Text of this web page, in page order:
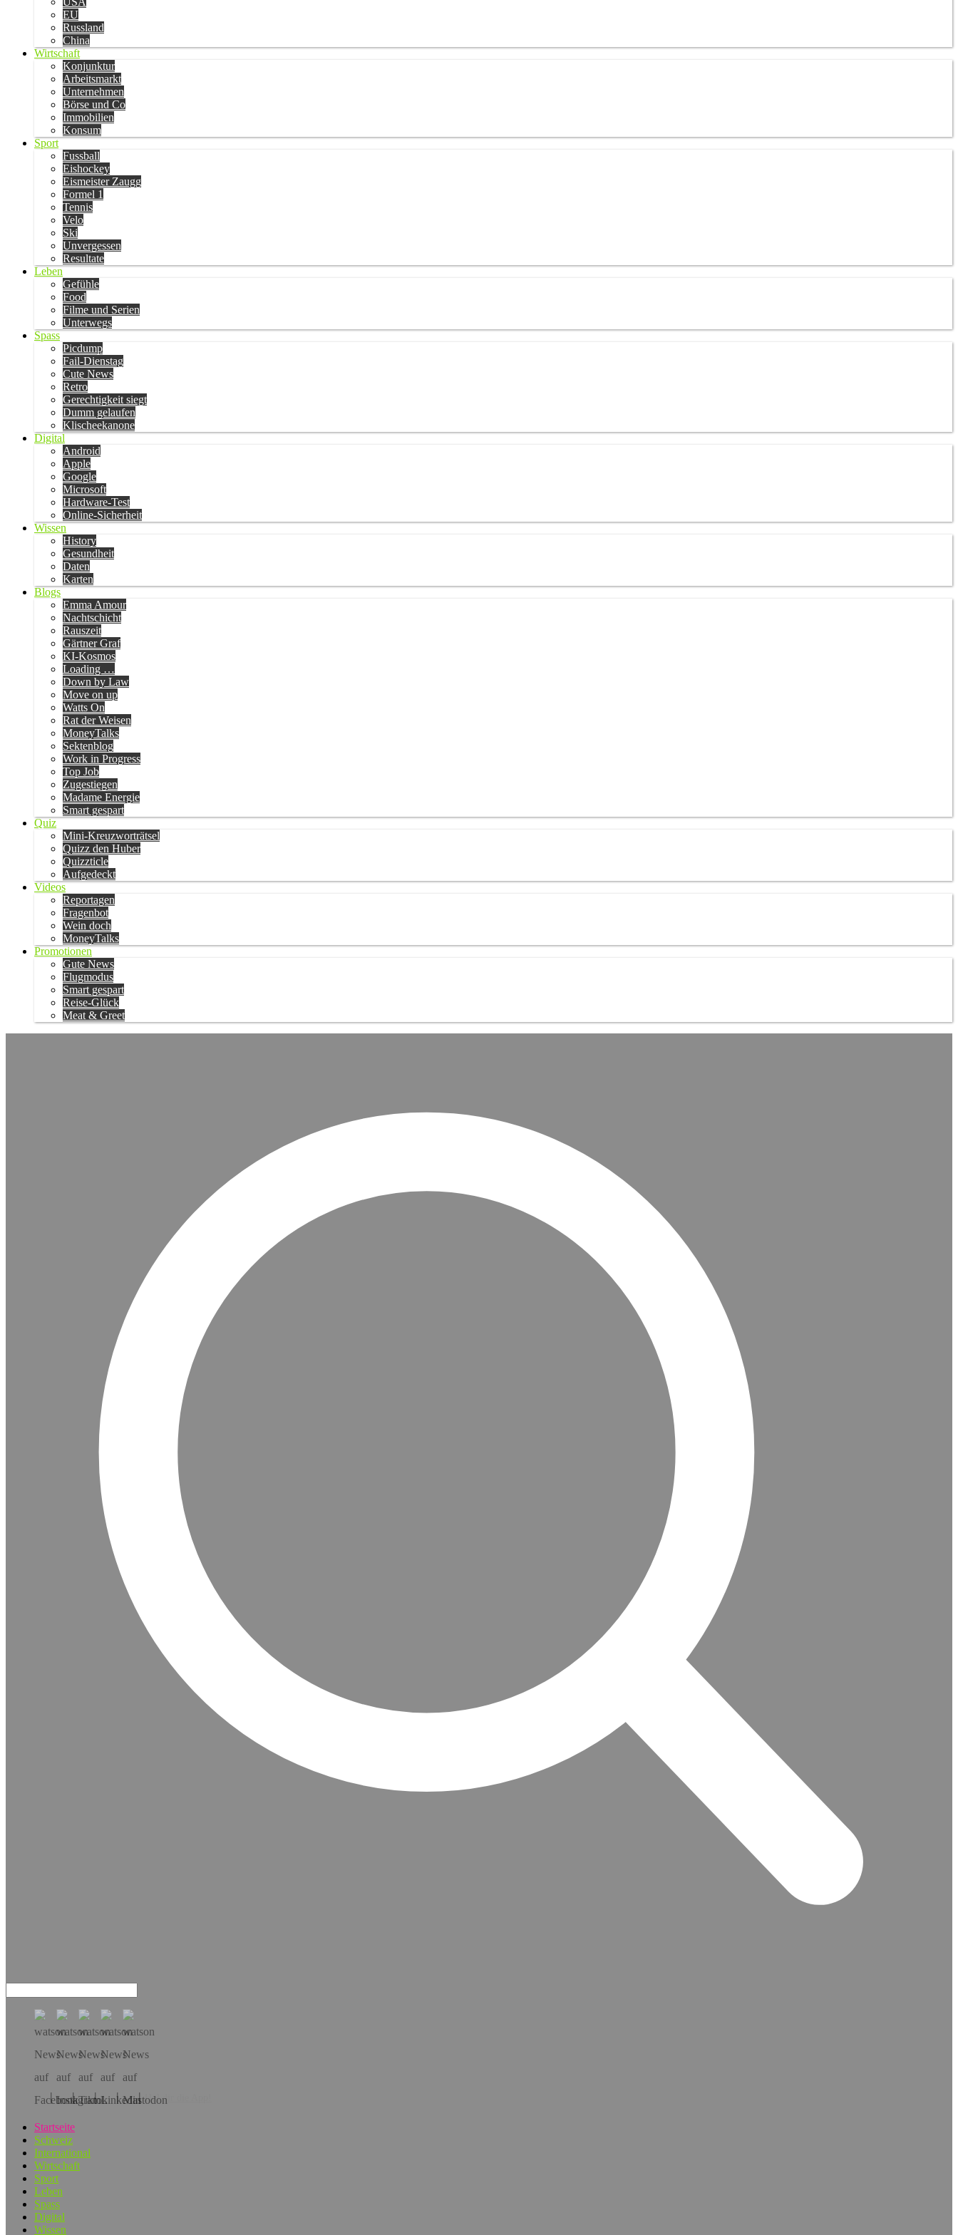
EU
Russland
China
Wirtschaft
Konjunktur
Arbeitsmarkt
Unternehmen
Börse und Co
Immobilien
Konsum
Sport
Fussball
Eishockey
Eismeister Zaugg
Formel 1
Tennis
Velo
Ski
Unvergessen
Resultate
Leben
Gefühle
Food
Filme und Serien
Unterwegs
Spass
Picdump
Fail-Dienstag
Cute News
Retro
Gerechtigkeit siegt
Dumm gelaufen
Klischeekanone
Digital
Android
Apple
Google
Microsoft
Hardware-Test
Online-Sicherheit
Wissen
History
Gesundheit
Daten
Karten
Blogs
Emma Amour
Nachtschicht
Rauszeit
Gärtner Graf
KI-Kosmos
Loading …
Down by Law
Move on up
Watts On
Rat der Weisen
MoneyTalks
Sektenblog
Work in Progress
Top Job
Zugestiegen
Madame Energie
Smart gespart
Quiz
Mini-Kreuzworträtsel
Quizz den Huber
Quizzticle
Aufgedeckt
Videos
Reportagen
Fragenbot
Wein doch
MoneyTalks
Promotionen
Gute News
Flugmodus
Smart gespart
Reise-Glück
Meat & Greet
Hol dir die App!
Startseite
Schweiz
International
Wirtschaft
Sport
Leben
Spass
Digital
Wissen